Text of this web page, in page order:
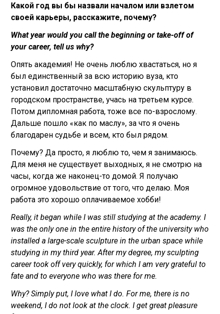
Какой год вы бы назвали началом или взлетом
своей карьеры, расскажите, почему?
What year would you call the beginning or take-off of
your career, tell us why?
Опять академия! Не очень люблю хвастаться, но я
был единственный за всю историю вуза, кто
установил достаточно масштабную скульптуру в
городском пространстве, учась на третьем курсе.
Потом дипломная работа, тоже все по-взрослому.
Дальше пошло «как по маслу», за что я очень
благодарен судьбе и всем, кто был рядом.
Почему? Да просто, я люблю то, чем я занимаюсь.
Для меня не существует выходных, я не смотрю на
часы, когда же наконец-то домой. Я получаю
огромное удовольствие от того, что делаю. Моя
работа это хорошо оплачиваемое хобби!
Really, it began while I was still studying at the academy. I
was the only one in the entire history of the university who
installed a large-scale sculpture in the urban space while
studying in my third year. After my degree, my sculpting
career took off very quickly, for which I am very grateful to
fate and to everyone who was there for me.
Why? Simply put, I love what I do. For me, there is no
weekend, I do not look at the clock. I get great pleasure